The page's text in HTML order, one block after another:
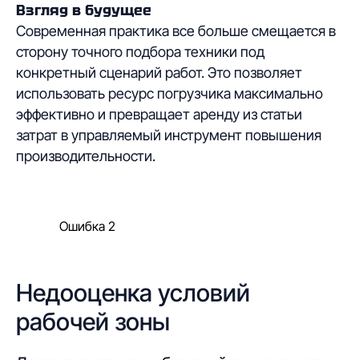
Взгляд в будущее
Современная практика все больше смещается в
сторону точного подбора техники под
конкретный сценарий работ. Это позволяет
использовать ресурс погрузчика максимально
эффективно и превращает аренду из статьи
затрат в управляемый инструмент повышения
производительности.
Ошибка 2
Недооценка условий
рабочей зоны